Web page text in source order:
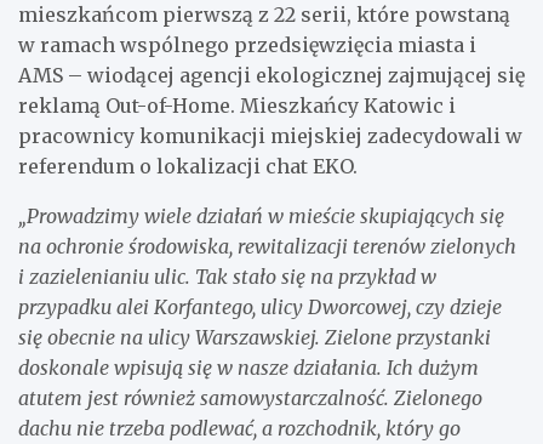
mieszkańcom pierwszą z 22 serii, które powstaną
w ramach wspólnego przedsięwzięcia miasta i
AMS – wiodącej agencji ekologicznej zajmującej się
reklamą Out-of-Home. Mieszkańcy Katowic i
pracownicy komunikacji miejskiej zadecydowali w
referendum o lokalizacji chat EKO.
„Prowadzimy wiele działań w mieście skupiających się
na ochronie środowiska, rewitalizacji terenów zielonych
i zazielenianiu ulic. Tak stało się na przykład w
przypadku alei Korfantego, ulicy Dworcowej, czy dzieje
się obecnie na ulicy Warszawskiej. Zielone przystanki
doskonale wpisują się w nasze działania. Ich dużym
atutem jest również samowystarczalność. Zielonego
dachu nie trzeba podlewać, a rozchodnik, który go